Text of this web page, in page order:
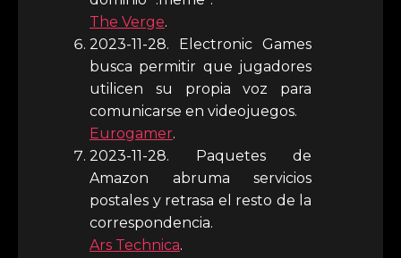
The Verge.
2023-11-28. Electronic Games
busca permitir que jugadores
utilicen su propia voz para
comunicarse en videojuegos.
Eurogamer.
2023-11-28. Paquetes de
Amazon abruma servicios
postales y retrasa el resto de la
correspondencia.
Ars Technica.